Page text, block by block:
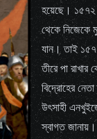
হয়েছে। ১৫৭২
থেকে নিজেকে
যান। তাই
তীরে পা
বিদ্রোহের
উৎসাহী
স্বাগত জানায়।